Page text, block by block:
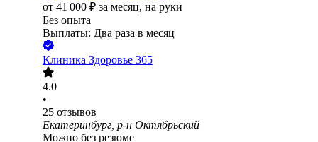
от 41 000 ₽ за месяц, на руки
Без опыта
Выплаты: Два раза в месяц
Клиника Здоровье 365
4.0
•
25 отзывов
Екатеринбург, р-н Октябрьский
Можно без резюме